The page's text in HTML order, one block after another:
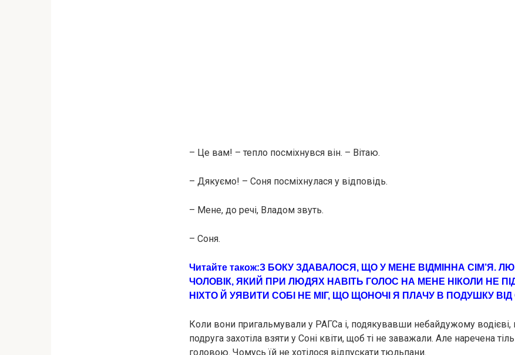
– Це вам! – тепло посміхнувся він. – Вітаю.
– Дякуємо! – Соня посміхнулася у відповідь.
– Мене, до речі, Владом звуть.
– Соня.
Читайте також:З БОКУ ЗДАВАЛОСЯ, ЩО У МЕНЕ ВІДМІННА СІМ’Я.
ЧОЛОВІК, ЯКИЙ ПРИ ЛЮДЯХ НАВІТЬ ГОЛОС НА МЕНЕ НІКОЛИ НЕ
НІХТО Й УЯВИТИ СОБІ НЕ МІГ, ЩО ЩОНОЧІ Я ПЛАЧУ В ПОДУШКУ
Коли вони пригальмували у РАГСа і, подякувавши небайдужому
подруга захотіла взяти у Соні квіти, щоб ті не заважали. Але наречена
головою. Чомусь їй не хотілося відпускати тюльпани.